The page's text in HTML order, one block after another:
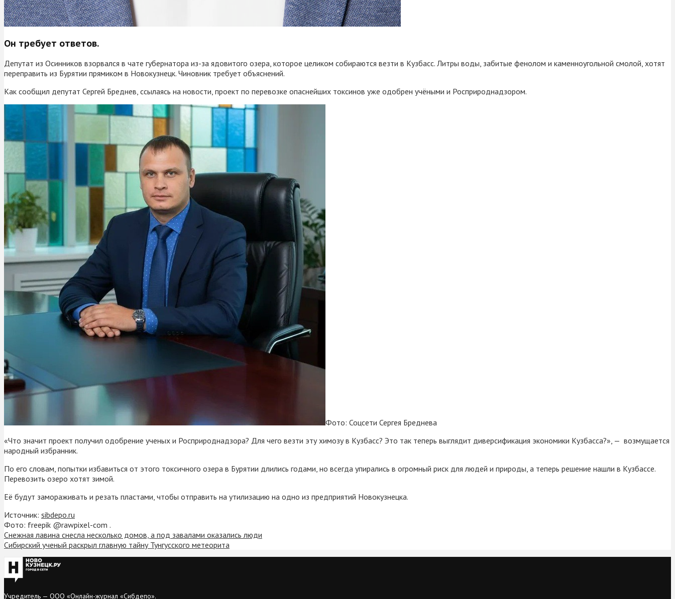
Он требует ответов.
Депутат из Осинников взорвался в чате губернатора из-за ядовитого озера, которое целиком собираются везти в Кузбасс. Литры воды, забитые фенолом и каменноугольной смолой, хотят
переправить из Бурятии прямиком в Новокузнецк. Чиновник требует объяснений.
Как сообщил депутат Сергей Бреднев, ссылаясь на новости, проект по перевозке опаснейших токсинов уже одобрен учёными и Росприроднадзором.
Фото: Соцсети Сергея Бреднева
«Что значит проект получил одобрение ученых и Росприроднадзора? Для чего везти эту химозу в Кузбасс? Это так теперь выглядит диверсификация экономики Кузбасса?», — возмущается
народный избранник.
По его словам, попытки избавиться от этого токсичного озера в Бурятии длились годами, но всегда упирались в огромный риск для людей и природы, а теперь решение нашли в Кузбассе.
Перевозить озеро хотят зимой.
Её будут замораживать и резать пластами, чтобы отправить на утилизацию на одно из предприятий Новокузнецка.
Источник: sibdepo.ru
Фото: freepik @rawpixel-com .
Снежная лавина снесла несколько домов, а под завалами оказались люди
Сибирский ученый раскрыл главную тайну Тунгусского метеорита
Учредитель — ООО «Онлайн-журнал «Сибдепо».